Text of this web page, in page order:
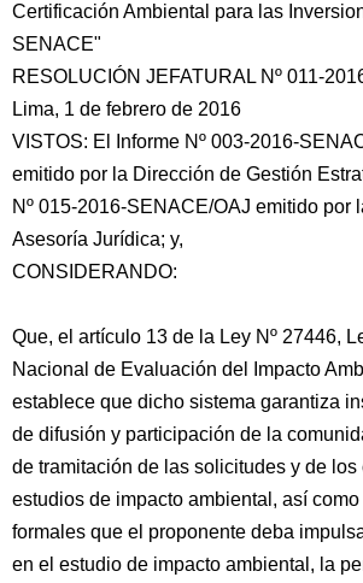
Certificación Ambiental para las
SENACE"
RESOLUCIÓN JEFATURAL Nº 011-
Lima, 1 de febrero de 2016
VISTOS: El Informe Nº 003-2016-
emitido por la Dirección de Gestión
Nº 015-2016-SENACE/OAJ emitido por
Asesoría Jurídica; y,
CONSIDERANDO:
Que, el artículo 13 de la Ley Nº 27446,
Nacional de Evaluación del Impacto
establece que dicho sistema garantiza
de difusión y participación de la
de tramitación de las solicitudes y de
estudios de impacto ambiental, así
formales que el proponente deba
en el estudio de impacto ambiental, la